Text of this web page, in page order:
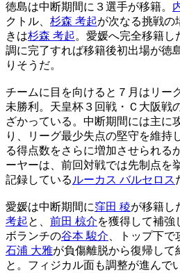
徳島は中断期間に３選手が移籍。
クトル、 杉森 考起が次なる挑戦の
きは杉森 考起。愛媛へ完全移籍
調に完了すれば移籍後初出場が徳
りそうだ。
チームに目を向けると７月はリー
未勝利。天皇杯３回戦・Ｃ大阪戦
ざかっている。中断期間には主に
り、リーグ最少失点の堅守を維持
る得点数をさらに増加させられる
ーヤーは、前回対戦では先制点を
記録している ルーカス バルセロス
愛媛は中断期間に窪田 稜が移籍し
考起と、 前田 椋介を獲得して補強
ボランチの谷本 駿介 、トップ下
石浦 大雅が負傷離脱から復帰して
と。フィジカル面も調整が進んで